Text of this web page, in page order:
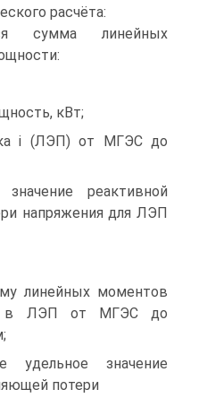
расчёта:
сумма линейных
кВт;
i (ЛЭП) от МГЭС до
реактивной
напряжения для ЛЭП
линейных моментов
в ЛЭП от МГЭС до
удельное значение
потери